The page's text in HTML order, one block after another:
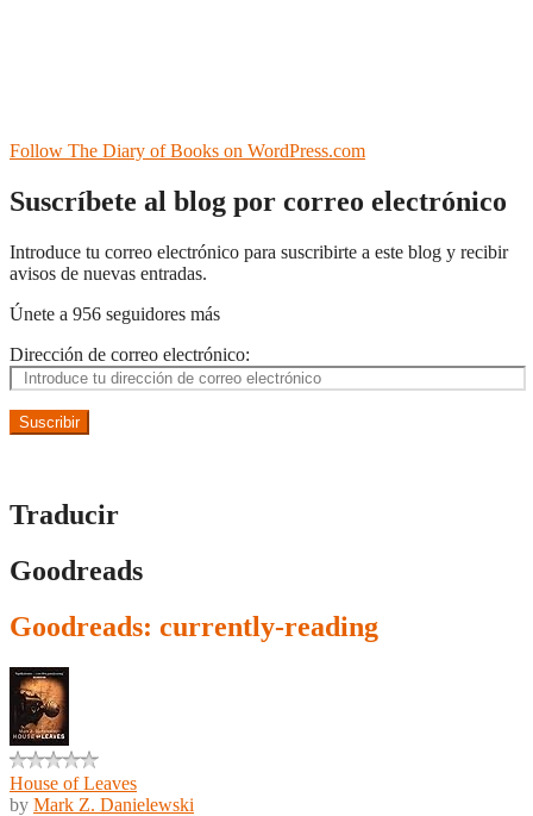
Follow The Diary of Books on WordPress.com
Suscríbete al blog por correo electrónico
Introduce tu correo electrónico para suscribirte a este blog y recibir
avisos de nuevas entradas.
Únete a 956 seguidores más
Dirección de correo electrónico:
Suscribir
Traducir
Goodreads
Goodreads: currently-reading
House of Leaves
by Mark Z. Danielewski